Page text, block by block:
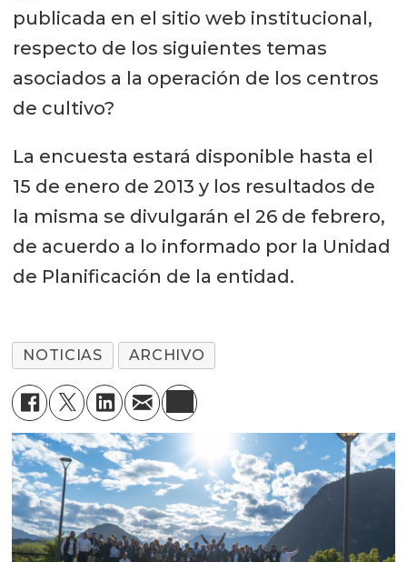
publicada en el sitio web institucional,
respecto de los siguientes temas
asociados a la operación de los centros
de cultivo?
La encuesta estará disponible hasta el
15 de enero de 2013 y los resultados de
la misma se divulgarán el 26 de febrero,
de acuerdo a lo informado por la Unidad
de Planificación de la entidad.
NOTICIAS ARCHIVO